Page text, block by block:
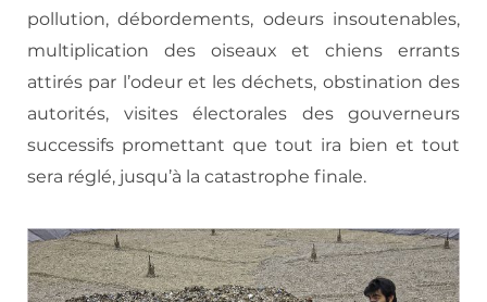
pollution, débordements, odeurs insoutenables,
multiplication des oiseaux et chiens errants
attirés par l’odeur et les déchets, obstination des
autorités, visites électorales des gouverneurs
successifs promettant que tout ira bien et tout
sera réglé, jusqu’à la catastrophe finale.